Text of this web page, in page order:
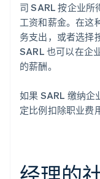
司 SARL 按企业所
工资和薪金。在这
务支出，或者选择
SARL 也可以在企
的薪酬。
如果 SARL 缴纳企
定比例扣除职业费